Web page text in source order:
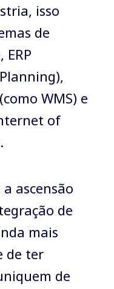
isso
de
WMS) e
of
ascensão
de
mais
de ter
de